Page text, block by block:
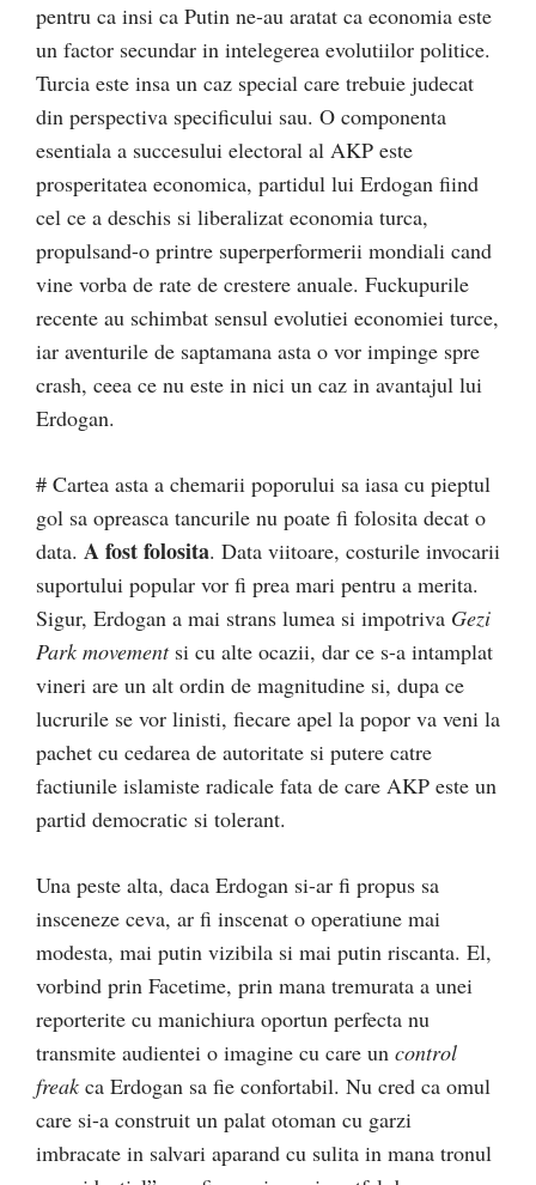
pentru ca insi ca Putin ne-au aratat ca economia este
un factor secundar in intelegerea evolutiilor politice.
Turcia este insa un caz special care trebuie judecat
din perspectiva specificului sau. O componenta
esentiala a succesului electoral al AKP este
prosperitatea economica, partidul lui Erdogan fiind
cel ce a deschis si liberalizat economia turca,
propulsand-o printre superperformerii mondiali cand
vine vorba de rate de crestere anuale. Fuckupurile
recente au schimbat sensul evolutiei economiei turce,
iar aventurile de saptamana asta o vor impinge spre
crash, ceea ce nu este in nici un caz in avantajul lui
Erdogan.
# Cartea asta a chemarii poporului sa iasa cu pieptul
gol sa opreasca tancurile nu poate fi folosita decat o
data. A fost folosita. Data viitoare, costurile invocarii
suportului popular vor fi prea mari pentru a merita.
Sigur, Erdogan a mai strans lumea si impotriva Gezi
Park movement si cu alte ocazii, dar ce s-a intamplat
vineri are un alt ordin de magnitudine si, dupa ce
lucrurile se vor linisti, fiecare apel la popor va veni la
pachet cu cedarea de autoritate si putere catre
factiunile islamiste radicale fata de care AKP este un
partid democratic si tolerant.
Una peste alta, daca Erdogan si-ar fi propus sa
insceneze ceva, ar fi inscenat o operatiune mai
modesta, mai putin vizibila si mai putin riscanta. El,
vorbind prin Facetime, prin mana tremurata a unei
reporterite cu manichiura oportun perfecta nu
transmite audientei o imagine cu care un control
freak ca Erdogan sa fie confortabil. Nu cred ca omul
care si-a construit un palat otoman cu garzi
imbracate in salvari aparand cu sulita in mana tronul